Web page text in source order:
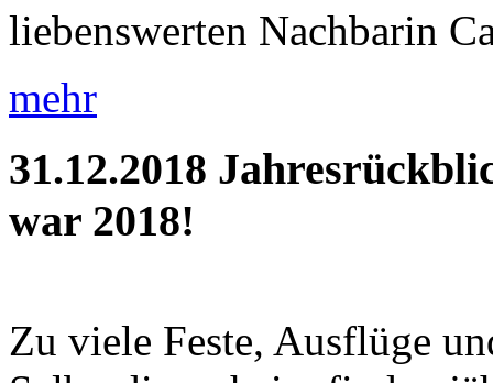
liebenswerten Nachbarin
mehr
31.12.2018
war 2018!
Zu viele Feste, Ausflüge